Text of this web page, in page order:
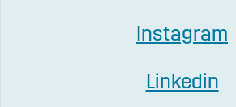
Instagram
Linkedin